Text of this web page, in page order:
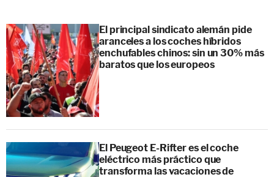
El principal sindicato alemán pide
aranceles a los coches híbridos
enchufables chinos: sin un 30% más
baratos que los europeos
El Peugeot E-Rifter es el coche
eléctrico más práctico que
transforma las vacaciones de